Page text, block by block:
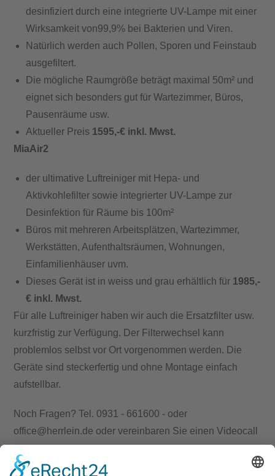
desinfiziert durch eine integrierte UV-Lampe mit einer
Wirksamkeit von99,9% bei Bakterien und Viren.
Natürlich werden auch Pollen, Sporen und Feinstaub
ausgefiltert.
Die mögliche Raumgröße beträgt maximal 50m² und
eignet sich besonders gut für Wartezimmer, Büros,
Pausenräume usw.
Aktueller Preis 1595,-€ inkl. Mwst.
MiaAir2
der ultimative Luftreiniger mit Hepa- und
Aktivkohlefilter sowie integrierter UV-Lampe zur
Desinfektion für Räume bis 100m²
Büros mit mehreren Arbeitsplätzen, Wartezimmer,
Werkstätten, Aufenthaltsräumen, Wohnungen,
Einfamilienhäuser uvm.
Dieses Gerät ist in weiss und grau erhältlich für 1985,-
€ inkl. Mwst.
Für alle Luftreiniger haben wir auch die Ersatzfilter usw.
kurzfristig zur Verfügung. Der Filterwechsel kann
problemlos selbst vor Ort vorgenommen werden. Die
Geräte sind steckerfertig und ohne Montage einfach
aufstellbar.
Noch Fragen? Tel. 0931 - 661600 - oder
office@herrlein.de oder vereinbaren Sie einen Videocall
Zurück zur Übersicht